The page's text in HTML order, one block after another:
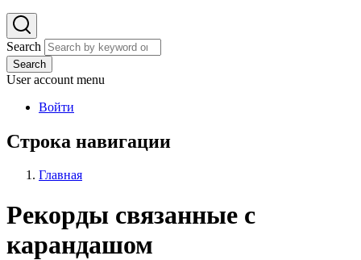
Search
Search
User account menu
Войти
Строка навигации
Главная
Рекорды связанные с
карандашом